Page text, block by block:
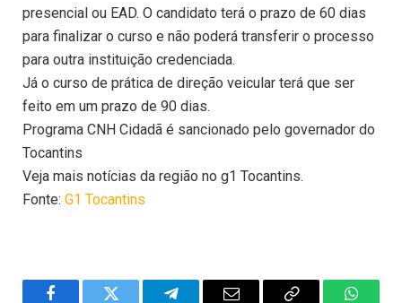
presencial ou EAD. O candidato terá o prazo de 60 dias
para finalizar o curso e não poderá transferir o processo
para outra instituição credenciada.
Já o curso de prática de direção veicular terá que ser
feito em um prazo de 90 dias.
Programa CNH Cidadã é sancionado pelo governador do
Tocantins
Veja mais notícias da região no g1 Tocantins.
Fonte: G1 Tocantins